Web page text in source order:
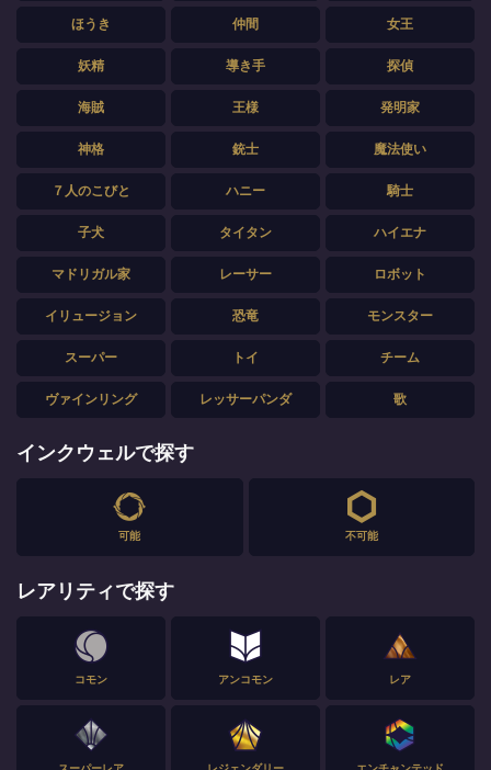
ほうき 仲間 女王
妖精 導き手 探偵
海賊 王様 発明家
神格 銃士 魔法使い
７人のこびと ハニー 騎士
子犬 タイタン ハイエナ
マドリガル家 レーサー ロボット
イリュージョン 恐竜 モンスター
スーパー トイ チーム
ヴァインリング レッサーパンダ 歌
インクウェルで探す
可能 不可能
レアリティで探す
コモン アンコモン レア